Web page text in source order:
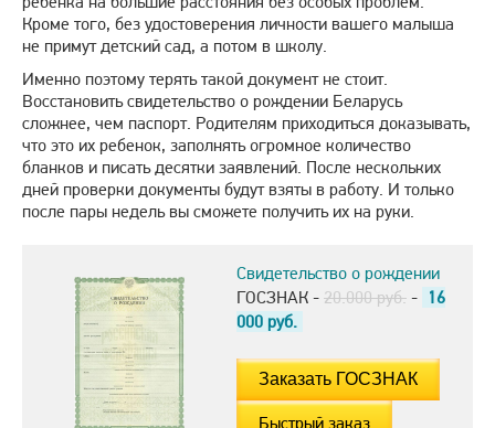
Кроме того, без удостоверения личности вашего малыша
не примут детский сад, а потом в школу.
Именно поэтому терять такой документ не стоит.
Восстановить свидетельство о рождении Беларусь
сложнее, чем паспорт. Родителям приходиться доказывать,
что это их ребенок, заполнять огромное количество
бланков и писать десятки заявлений. После нескольких
дней проверки документы будут взяты в работу. И только
после пары недель вы сможете получить их на руки.
Свидетельство о рождении
ГОСЗНАК - 20.000 руб. - 16
000 руб.
Быстрый заказ